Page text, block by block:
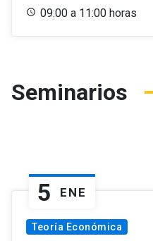
09:00 a 11:00 horas
Seminarios
5 ENE
Teoría Económica